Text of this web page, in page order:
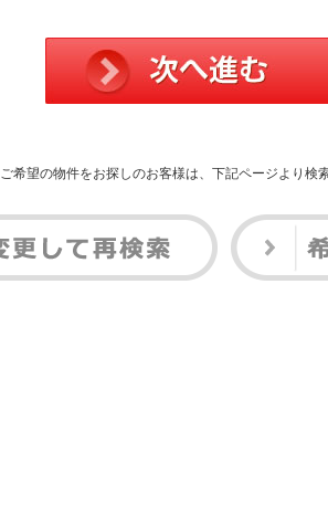
ご希望の物件をお探しのお客様は、下記ページより検